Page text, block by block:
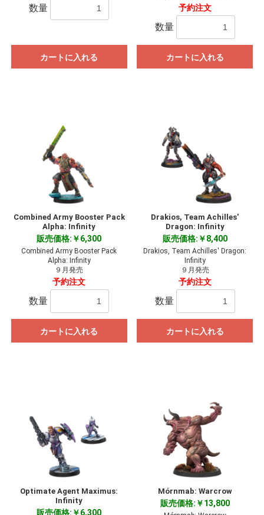
数量
カートに入れる
予約注文
数量
カートに入れる
Combined Army Booster Pack
Alpha: Infinity
販売価格:￥6,300
Combined Army Booster Pack
Alpha: Infinity
９月発売
予約注文
数量
カートに入れる
Drakios, Team Achilles'
Dragon: Infinity
販売価格:￥8,400
Drakios, Team Achilles' Dragon:
Infinity
９月発売
予約注文
数量
カートに入れる
Optimate Agent Maximus:
Infinity
販売価格:￥6,300
Mórnmab: Warcrow
販売価格:￥13,800